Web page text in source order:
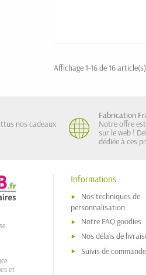
Affichage 1-16 de 16 article(s)
nos cadeaux
Fabrication
Notre offre
sur le web !
dédiée à ces
et
Informations
Nos techniques de
personnalisation
Notre FAQ goodies
Nos délais de
Suivis de commande